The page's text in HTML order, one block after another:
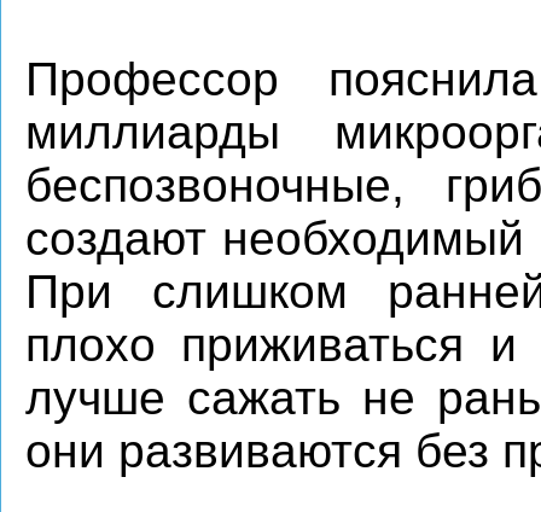
Профессор
миллиарды
беспозвоночные,
создают необходимый
При слишком
плохо приживаться
лучше сажать не
они развиваются без